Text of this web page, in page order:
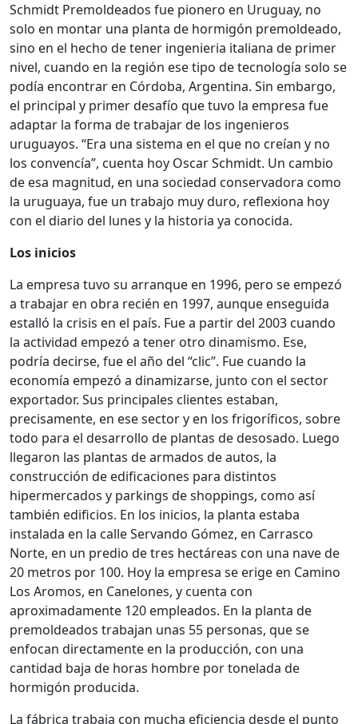
Schmidt Premoldeados fue pionero en Uruguay, no
solo en montar una planta de hormigón premoldeado,
sino en el hecho de tener ingenieria italiana de primer
nivel, cuando en la región ese tipo de tecnología solo se
podía encontrar en Córdoba, Argentina. Sin embargo,
el principal y primer desafío que tuvo la empresa fue
adaptar la forma de trabajar de los ingenieros
uruguayos. “Era una sistema en el que no creían y no
los convencía”, cuenta hoy Oscar Schmidt. Un cambio
de esa magnitud, en una sociedad conservadora como
la uruguaya, fue un trabajo muy duro, reflexiona hoy
con el diario del lunes y la historia ya conocida.
Los inicios
La empresa tuvo su arranque en 1996, pero se empezó
a trabajar en obra recién en 1997, aunque enseguida
estalló la crisis en el país. Fue a partir del 2003 cuando
la actividad empezó a tener otro dinamismo. Ese,
podría decirse, fue el año del “clic”. Fue cuando la
economía empezó a dinamizarse, junto con el sector
exportador. Sus principales clientes estaban,
precisamente, en ese sector y en los frigoríficos, sobre
todo para el desarrollo de plantas de desosado. Luego
llegaron las plantas de armados de autos, la
construcción de edificaciones para distintos
hipermercados y parkings de shoppings, como así
también edificios. En los inicios, la planta estaba
instalada en la calle Servando Gómez, en Carrasco
Norte, en un predio de tres hectáreas con una nave de
20 metros por 100. Hoy la empresa se erige en Camino
Los Aromos, en Canelones, y cuenta con
aproximadamente 120 empleados. En la planta de
premoldeados trabajan unas 55 personas, que se
enfocan directamente en la producción, con una
cantidad baja de horas hombre por tonelada de
hormigón producida.
La fábrica trabaja con mucha eficiencia desde el punto